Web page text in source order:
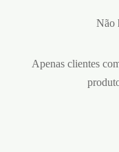
Não
Apenas clientes